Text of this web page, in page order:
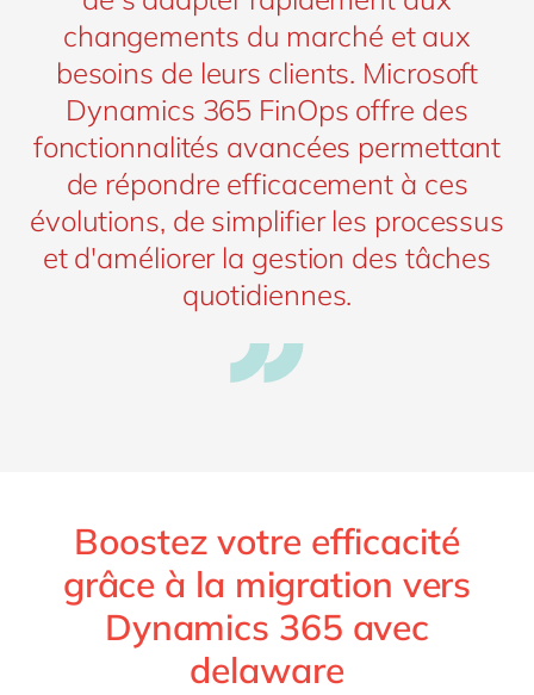
changements du marché et aux
besoins de leurs clients. Microsoft
Dynamics 365 FinOps offre des
fonctionnalités avancées permettant
de répondre efficacement à ces
évolutions, de simplifier les processus
et d'améliorer la gestion des tâches
quotidiennes.
Boostez votre efficacité
grâce à la migration vers
Dynamics 365 avec
delaware